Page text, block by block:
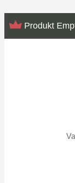
Produkt